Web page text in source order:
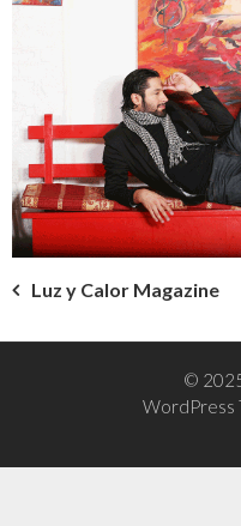
Navigation
de
Luz y Calor Magazine
©
WordPress